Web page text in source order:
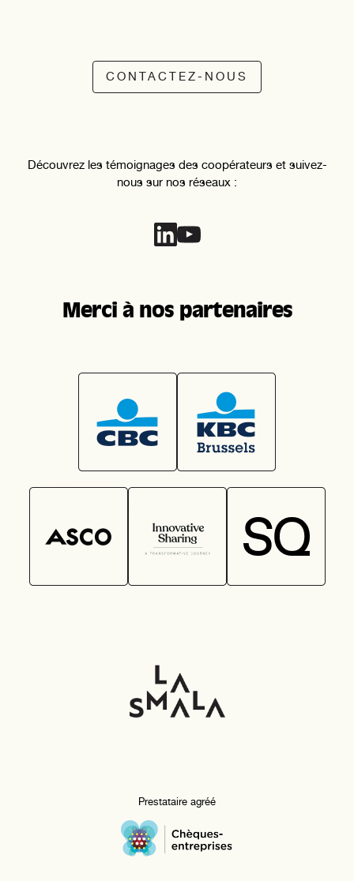
CONTACTEZ-NOUS
Découvrez les témoignages des coopérateurs et suivez-
nous sur nos réseaux :
Merci à nos partenaires
Prestataire agréé